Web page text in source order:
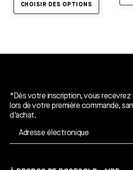
CHOISIR DES OPTIONS
*Dès votre inscription, vous recevrez
lors de votre première commande,
d'achat.